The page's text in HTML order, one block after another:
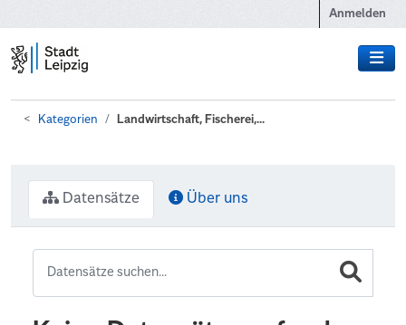
Anmelden
Kategorien Landwirtschaft, Fischerei,...
Datensätze Über uns